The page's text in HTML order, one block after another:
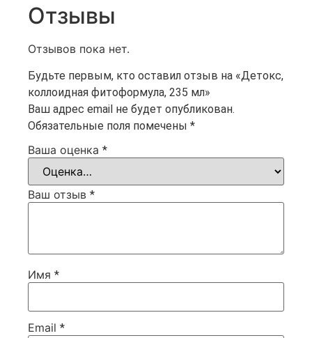
Отзывы
Отзывов пока нет.
Будьте первым, кто оставил отзыв на «Детокс,
коллоидная фитоформула, 235 мл»
Ваш адрес email не будет опубликован.
Обязательные поля помечены *
Ваша оценка *
Ваш отзыв *
Имя *
Email *